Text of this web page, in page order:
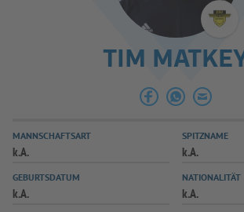
SPIELBETRIEB & VERBANDSLEBEN
AUSBILDUNG & FÖRDERUNG
TIM
MANNSCHAFTSART
k.A.
SPITZNAME
k.A.
GEBURTSDATUM
k.A.
NATIONALITÄT
k.A.